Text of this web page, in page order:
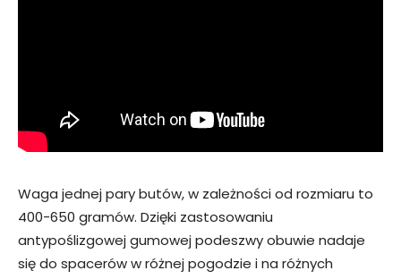
Waga jednej pary butów, w zależności od rozmiaru to
400-650 gramów. Dzięki zastosowaniu
antypoślizgowej gumowej podeszwy obuwie nadaje
się do spacerów w różnej pogodzie i na różnych